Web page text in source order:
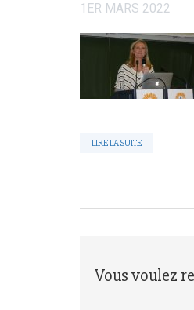
1ER MARS 2022
LIRE LA SUITE
Vous voulez